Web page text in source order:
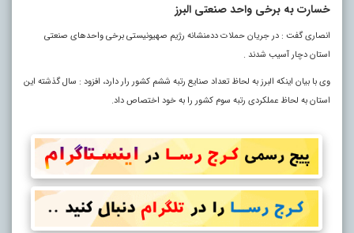
خسارت به برخی واحد صنعتی البرز
انصاری گفت : در جریان حملات ددمنشانه رژیم صهیونیستی برخی واحدهای صنعتی
استان دچار آسیب شدند .
وی با بیان اینکه البرز به لحاظ تعداد صنایع رتبه ششم کشور رار دارد، افزود : سال گذشته این
استان به لحاظ عملکردی رتبه سوم کشور را به خود اختصاص داد.